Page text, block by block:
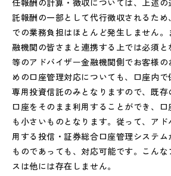
任報酬の計算・徴収については、上述
託報酬の一部として代行徴収されるた
での業務負担はほとんど発生しません
融機関の皆さまと連携する上では必須
等のアドバイザー金融機関側でお客様
めの口座管理対応についても、口座内で
専用投資信託のみとなりますので、既
口座をそのまま利用することができ、
も小さいものとなります。従って、ア
用する投信・証券総合口座管理システ
ものであっても、対応可能です。こん
スは他には存在しません。